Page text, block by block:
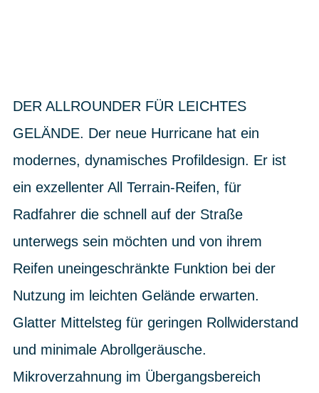
DER ALLROUNDER FÜR LEICHTES
GELÄNDE. Der neue Hurricane hat ein
modernes, dynamisches Profildesign. Er ist
ein exzellenter All Terrain-Reifen, für
Radfahrer die schnell auf der Straße
unterwegs sein möchten und von ihrem
Reifen uneingeschränkte Funktion bei der
Nutzung im leichten Gelände erwarten.
Glatter Mittelsteg für geringen Rollwiderstand
und minimale Abrollgeräusche.
Mikroverzahnung im Übergangsbereich